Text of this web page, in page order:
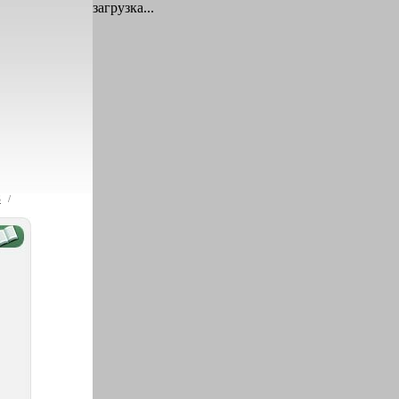
/
загрузка...